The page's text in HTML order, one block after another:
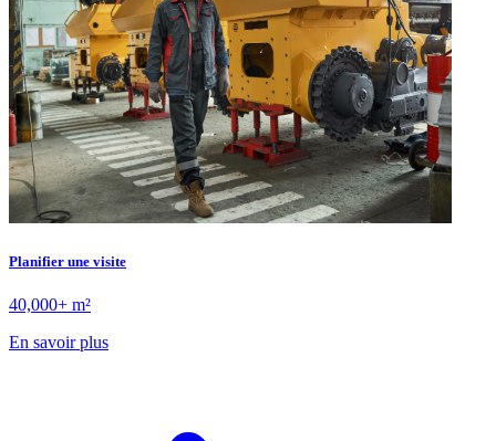
Planifier une visite
40,000+ m²
En savoir plus